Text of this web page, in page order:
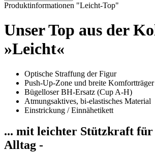
Produktinformationen "Leicht-Top"
Unser Top aus der
»Leicht«
Optische Straffung der Figur
Push-Up-Zone und breite Komfortträger
Bügelloser BH-Ersatz (Cup A-H)
Atmungsaktives, bi-elastisches Material
Einstrickung / Einnähetikett
... mit leichter Stützkraft für
Alltag -